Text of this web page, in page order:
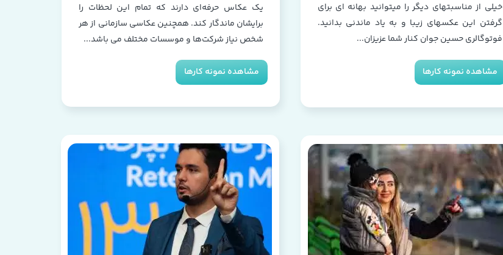
خیلی از مناسبتهای دیگر را میتوانید بهانه ای برای
گرفتن این عکسهای زیبا و به یاد ماندنی بدانید.
فوتوگالری حسین جوان کنار شما عزیزان...
مشاهده نمونه کارها
یک عکاس حرفه‌ای دارند که تمام این لحظات را
برایشان ماندگار کند. همچنین عکاسی سازمانی از هر
شخص نیاز شرکت‌ها و موسسات مختلف می باشد...
مشاهده نمونه کارها